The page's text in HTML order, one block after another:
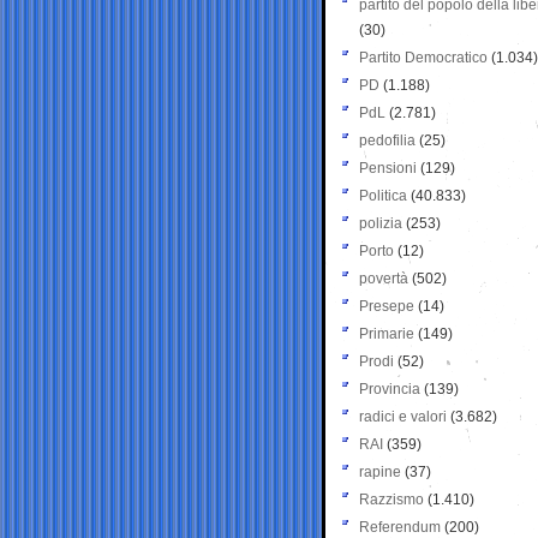
partito del popolo della
(30)
Partito Democratico (1.034)
PD (1.188)
PdL (2.781)
pedofilia (25)
Pensioni (129)
Politica (40.833)
polizia (253)
Porto (12)
povertà (502)
Presepe (14)
Primarie (149)
Prodi (52)
Provincia (139)
radici e valori (3.682)
RAI (359)
rapine (37)
Razzismo (1.410)
Referendum (200)